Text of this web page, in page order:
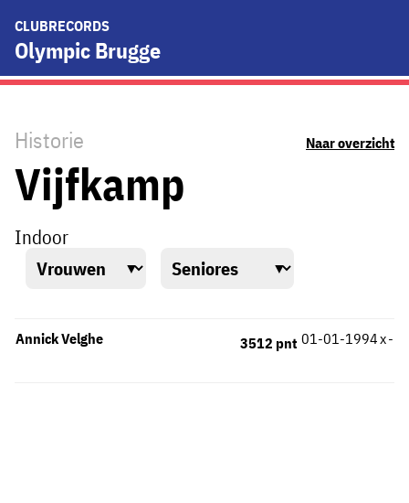
CLUBRECORDS
Olympic Brugge
Historie Naar overzicht
Vijfkamp
Indoor
Annick Velghe x
3512 pnt -
01-01-1994